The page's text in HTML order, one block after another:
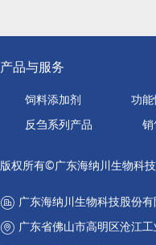
饲料添加剂 功能
反刍系列产品 销
产品与服务
广东海纳川生物科技股份有
广东省佛山市高明区沧江
版权所有©广东海纳川生物